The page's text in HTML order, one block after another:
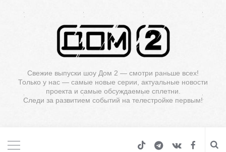
Свежие выпуски шоу Дом 2 — смотри раньше всех!
Только у нас — самые новые серии, актуальные новости
проекта и самые обсуждаемые сплетни.
Следи за развитием событий на телестройке первым!